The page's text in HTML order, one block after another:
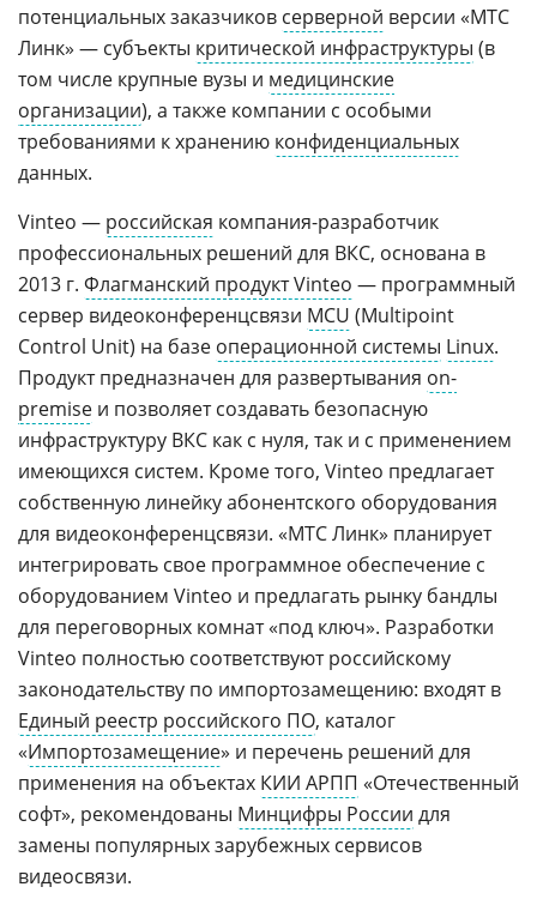
потенциальных заказчиков серверной версии «МТС
Линк» — субъекты критической инфраструктуры (в
том числе крупные вузы и медицинские
организации), а также компании с особыми
требованиями к хранению конфиденциальных
данных.
Vinteo — российская компания-разработчик
профессиональных решений для ВКС, основана в
2013 г. Флагманский продукт Vinteo — программный
сервер видеоконференцсвязи MCU (Multipoint
Control Unit) на базе операционной системы Linux.
Продукт предназначен для развертывания on-
premise и позволяет создавать безопасную
инфраструктуру ВКС как с нуля, так и с применением
имеющихся систем. Кроме того, Vinteo предлагает
собственную линейку абонентского оборудования
для видеоконференцсвязи. «МТС Линк» планирует
интегрировать свое программное обеспечение с
оборудованием Vinteo и предлагать рынку бандлы
для переговорных комнат «под ключ». Разработки
Vinteo полностью соответствуют российскому
законодательству по импортозамещению: входят в
Единый реестр российского ПО, каталог
«Импортозамещение» и перечень решений для
применения на объектах КИИ АРПП «Отечественный
софт», рекомендованы Минцифры России для
замены популярных зарубежных сервисов
видеосвязи.